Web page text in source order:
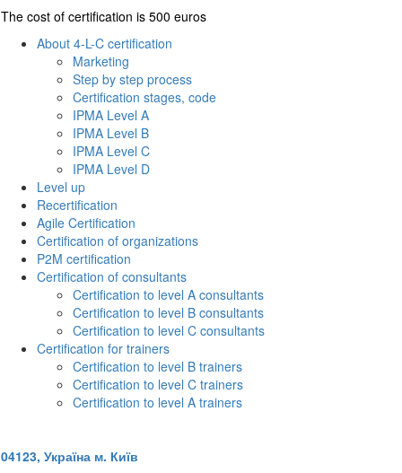
The cost of certification is 500 euros
About 4-L-C certification
Marketing
Step by step process
Certification stages, code
IPMA Level A
IPMA Level B
IPMA Level C
IPMA Level D
Level up
Recertification
Agile Certification
Certification of organizations
P2M certification
Certification of consultants
Certification to level A consultants
Certification to level B consultants
Certification to level C consultants
Certification for trainers
Certification to level B trainers
Certification to level C trainers
Certification to level A trainers
04123, Україна м. Київ